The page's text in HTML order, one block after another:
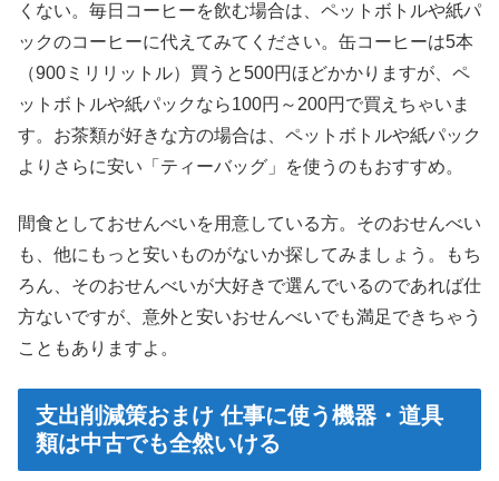
くない。毎日コーヒーを飲む場合は、ペットボトルや紙パ
ックのコーヒーに代えてみてください。缶コーヒーは5本
（900ミリリットル）買うと500円ほどかかりますが、ペ
ットボトルや紙パックなら100円～200円で買えちゃいま
す。お茶類が好きな方の場合は、ペットボトルや紙パック
よりさらに安い「ティーバッグ」を使うのもおすすめ。
間食としておせんべいを用意している方。そのおせんべい
も、他にもっと安いものがないか探してみましょう。もち
ろん、そのおせんべいが大好きで選んでいるのであれば仕
方ないですが、意外と安いおせんべいでも満足できちゃう
こともありますよ。
支出削減策おまけ 仕事に使う機器・道具
類は中古でも全然いける